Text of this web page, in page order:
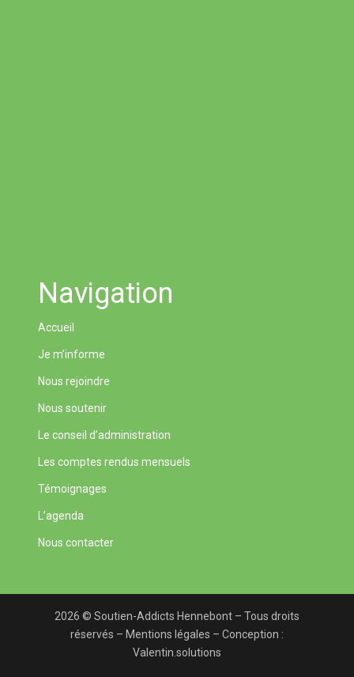
Navigation
Accueil
Je m’informe
Nous rejoindre
Nous soutenir
Le conseil d’administration
Les comptes rendus mensuels
Témoignages
L’agenda
Nous contacter
2026 © Soutien-Addicts Hennebont – Tous droits
réservés – Mentions légales – Conception :
Valentin.solutions